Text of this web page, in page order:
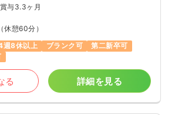
賞与3.3ヶ月
（休憩60分）
週8休以上 ブランク可
第二新卒可
る 詳細を見る